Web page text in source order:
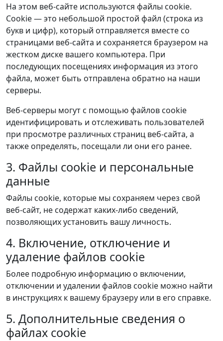
На этом веб-сайте используются файлы cookie.
Cookie — это небольшой простой файл (строка из
букв и цифр), который отправляется вместе со
страницами веб-сайта и сохраняется браузером на
жестком диске вашего компьютера. При
последующих посещениях информация из этого
файла, может быть отправлена обратно на наши
серверы.
Веб-серверы могут с помощью файлов cookie
идентифицировать и отслеживать пользователей
при просмотре различных страниц веб-сайта, а
также определять, посещали ли они его ранее.
3. Файлы cookie и персональные
данные
Файлы cookie, которые мы сохраняем через свой
веб-сайт, не содержат каких-либо сведений,
позволяющих установить вашу личность.
4. Включение, отключение и
удаление файлов cookie
Более подробную информацию о включении,
отключении и удалении файлов cookie можно найти
в инструкциях к вашему браузеру или в его справке.
5. Дополнительные сведения о
файлах cookie